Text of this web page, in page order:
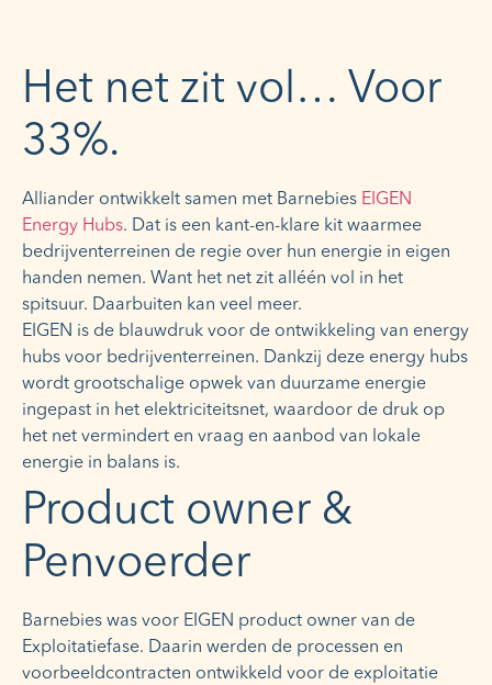
Het net zit vol… Voor
33%.
Alliander ontwikkelt samen met Barnebies EIGEN
Energy Hubs. Dat is een kant-en-klare kit waarmee
bedrijventerreinen de regie over hun energie in eigen
handen nemen. Want het net zit alléén vol in het
spitsuur. Daarbuiten kan veel meer.
EIGEN is de blauwdruk voor de ontwikkeling van energy
hubs voor bedrijventerreinen. Dankzij deze energy hubs
wordt grootschalige opwek van duurzame energie
ingepast in het elektriciteitsnet, waardoor de druk op
het net vermindert en vraag en aanbod van lokale
energie in balans is.
Product owner &
Penvoerder
Barnebies was voor EIGEN product owner van de
Exploitatiefase. Daarin werden de processen en
voorbeeldcontracten ontwikkeld voor de exploitatie